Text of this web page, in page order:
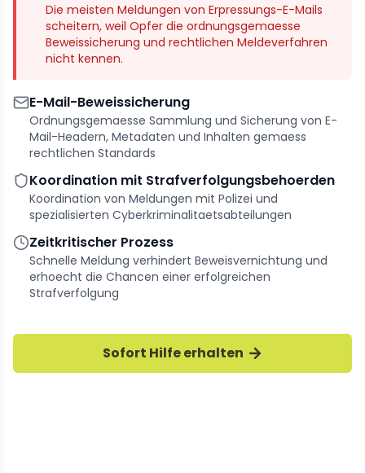
Die meisten Meldungen von Erpressungs-E-Mails
scheitern, weil Opfer die ordnungsgemaesse
Beweissicherung und rechtlichen Meldeverfahren
nicht kennen.
E-Mail-Beweissicherung
Ordnungsgemaesse Sammlung und Sicherung von E-
Mail-Headern, Metadaten und Inhalten gemaess
rechtlichen Standards
Koordination mit Strafverfolgungsbehoerden
Koordination von Meldungen mit Polizei und
spezialisierten Cyberkriminalitaetsabteilungen
Zeitkritischer Prozess
Schnelle Meldung verhindert Beweisvernichtung und
erhoecht die Chancen einer erfolgreichen
Strafverfolgung
Sofort Hilfe erhalten